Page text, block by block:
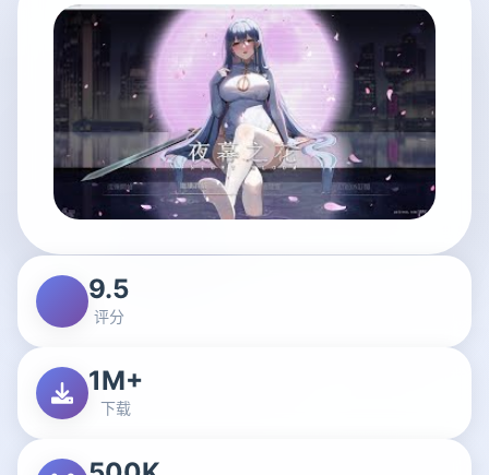
9.5
评分
1M+
下载